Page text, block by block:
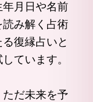
月日や名前
み解く占術
復縁占いと
ています。
だ未来を予